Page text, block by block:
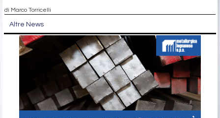
di Marco Torricelli
Altre News